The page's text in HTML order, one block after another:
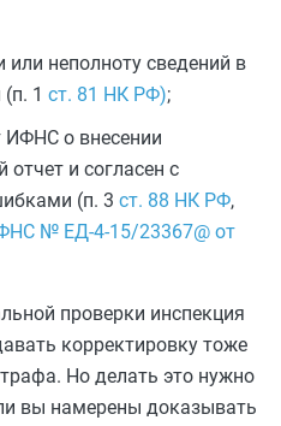
неполноту сведений в
1 ст. 81 НК РФ);
ИФНС о внесении
и согласен с
(п. 3 ст. 88 НК РФ,
№ ЕД-4-15/23367@ от
проверки инспекция
корректировку тоже
Но делать это нужно
вы намерены доказывать